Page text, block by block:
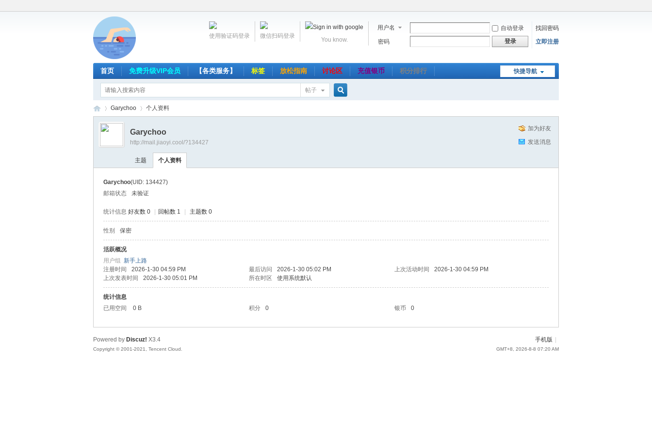
用户名 自动登录
找回密码
密码
登录 立即注册
You know.
微信扫码登录
使用验证码登录
快捷导航
首页 免费升级VIP会员 【各类服务】 标签 放松指南 讨论区 充值银币 积分排行
帖子
网
›
Garychoo 个人资料
加为好友
发送消息
Garychoo
http://mail.jiaoyi.cool/?134427
主题 个人资料
Garychoo(UID: 134427)
邮箱状态
未验证
统计信息 好友数 0 回帖数 1 主题数 0
性别 保密
活跃概况
用户组 新手上路
注册时间
2026-1-30 04:59 PM 最后访问 2026-1-30 05:02 PM 上次活动时间
2026-1-30 04:59 PM
上次发表时间
2026-1-30 05:01 PM 所在时区 使用系统默认
统计信息
已用空间
0 B 积分 0 银币 0
手机版
GMT+8, 2026-8-8 07:20 AM
Powered by Discuz! X3.4
Copyright © 2001-2021, Tencent Cloud.